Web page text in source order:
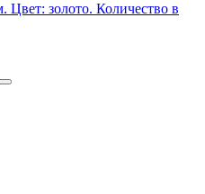
Цвет: золото. Количество в